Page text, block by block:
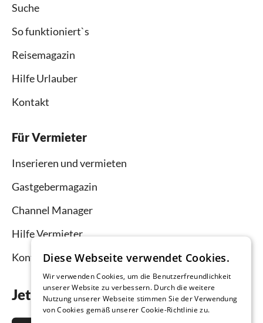
Suche
So funktioniert`s
Reisemagazin
Hilfe Urlauber
Kontakt
Für Vermieter
Inserieren und vermieten
Gastgebermagazin
Channel Manager
Hilfe Vermieter
Kontakt
Jetzt die App downloaden
Diese Webseite verwendet Cookies.
Wir verwenden Cookies, um die Benutzerfreundlichkeit
unserer Website zu verbessern. Durch die weitere
Nutzung unserer Webseite stimmen Sie der Verwendung
von Cookies gemäß unserer Cookie-Richtlinie zu.